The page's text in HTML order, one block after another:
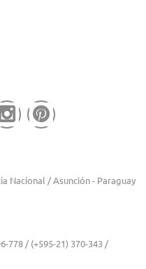
Nacional / Asunción - Paraguay
778 / (+595-21) 370-343 /